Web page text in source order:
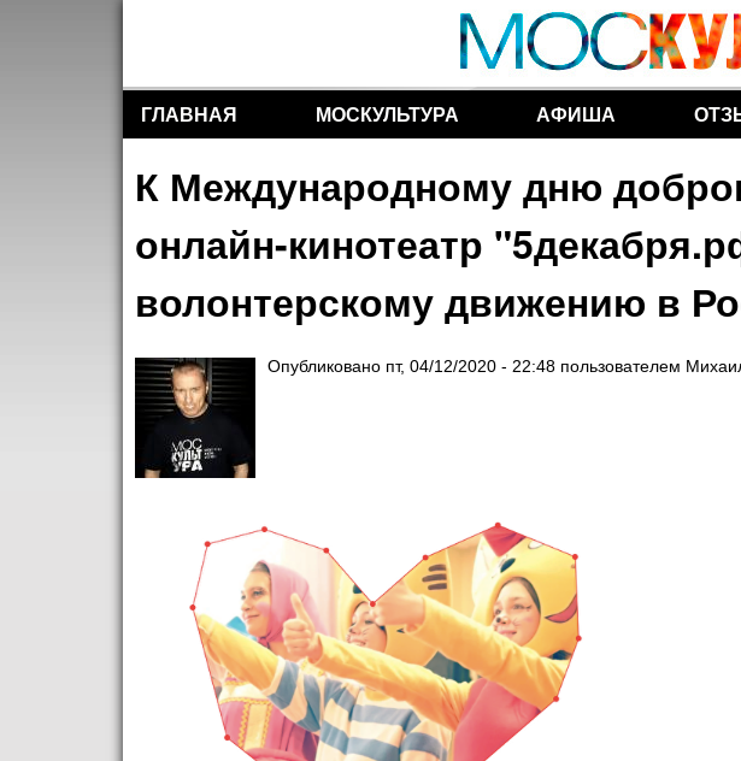
Разделы сайта
ГЛАВНАЯ МОСКУЛЬТУРА АФИША
К Международному дню
онлайн-кинотеатр
волонтерскому движению в
Опубликовано пт, 04/12/2020 - 22:48 пользователем